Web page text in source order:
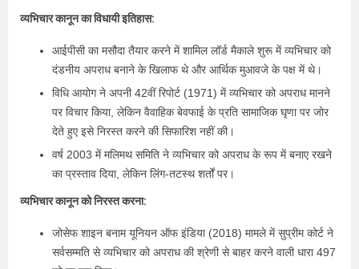
व्यभिचार कानून का विधायी इतिहास:
आईपीसी का मसौदा तैयार करने में शामिल लॉर्ड मैकाले शुरू में व्यभिचार को
दंडनीय अपराध बनाने के खिलाफ थे और आर्थिक मुआवजे के पक्ष में थे।
विधि आयोग ने अपनी 42वीं रिपोर्ट (1971) में व्यभिचार को अपराध मानने
पर विचार किया, लेकिन वैवाहिक बेवफाई के प्रति सामाजिक घृणा पर जोर
देते हुए इसे निरस्त करने की सिफारिश नहीं की।
वर्ष 2003 में मलिमथ समिति ने व्यभिचार को अपराध के रूप में बनाए रखने
का प्रस्ताव दिया, लेकिन लिंग-तटस्थ शर्तों पर।
व्यभिचार कानून को निरस्त करना:
जोसेफ शाइन बनाम यूनियन ऑफ इंडिया (2018) मामले में सुप्रीम कोर्ट ने
सर्वसम्मति से व्यभिचार को अपराध की श्रेणी से बाहर करने वाली धारा 497